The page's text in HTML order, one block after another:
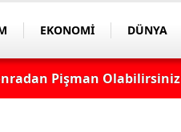
EKONOMİ DÜNYA
Pişman Olabilirsiniz